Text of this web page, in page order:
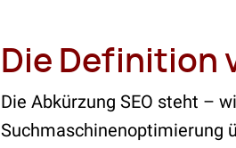
Die Definition
Die Abkürzung SEO steht –
Suchmaschinenoptimierung